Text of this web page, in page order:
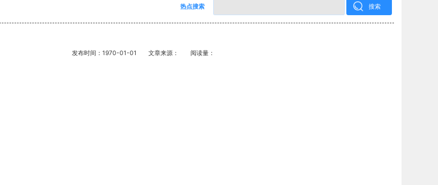
热点搜索 搜索
发布时间：1970-01-01 文章来源： 阅读量：